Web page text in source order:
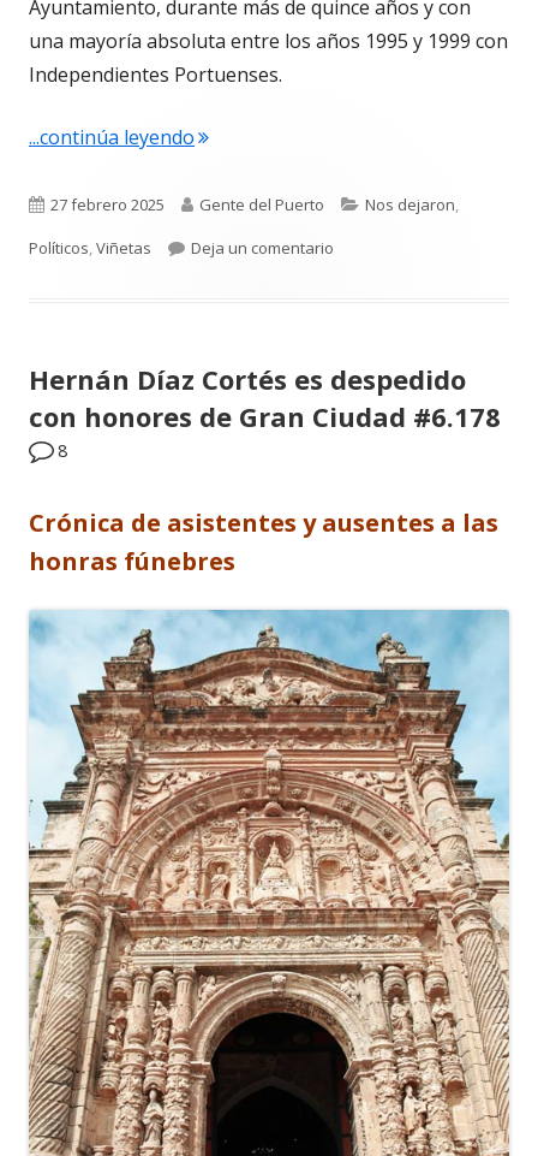
Ayuntamiento, durante más de quince años y con
una mayoría absoluta entre los años 1995 y 1999 con
Independientes Portuenses.
...continúa leyendo"La viñeta de Alberto Castrelo. Las
Publicado
el
27 febrero 2025 Autor
Gente del Puerto Categorías
Nos dejaron,
Políticos,Viñetas Deja un comentario
Hernán Díaz Cortés es despedido
con honores de Gran Ciudad #6.178
8
Crónica de asistentes y ausentes a las
honras fúnebres